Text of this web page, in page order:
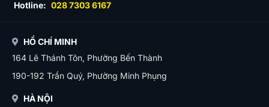
Hotline: 028 7303 6167
HỒ CHÍ MINH
164 Lê Thánh Tôn, Phường Bến Thành
190-192 Trần Quý, Phường Minh Phụng
HÀ NỘI